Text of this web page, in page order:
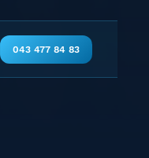
043 477 84 83